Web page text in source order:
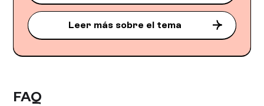
Leer más sobre el tema
FAQ